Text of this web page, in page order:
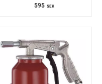
595 SEK